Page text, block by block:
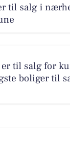
til salg i
til salg for
boliger til